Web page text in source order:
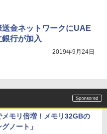
送金ネットワークにUAE
行が加入
2019年9月24日
モリ倍増！メモリ32GBの
ノート」